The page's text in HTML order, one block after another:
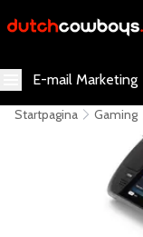
E-mail Marketing
Startpagina Gaming